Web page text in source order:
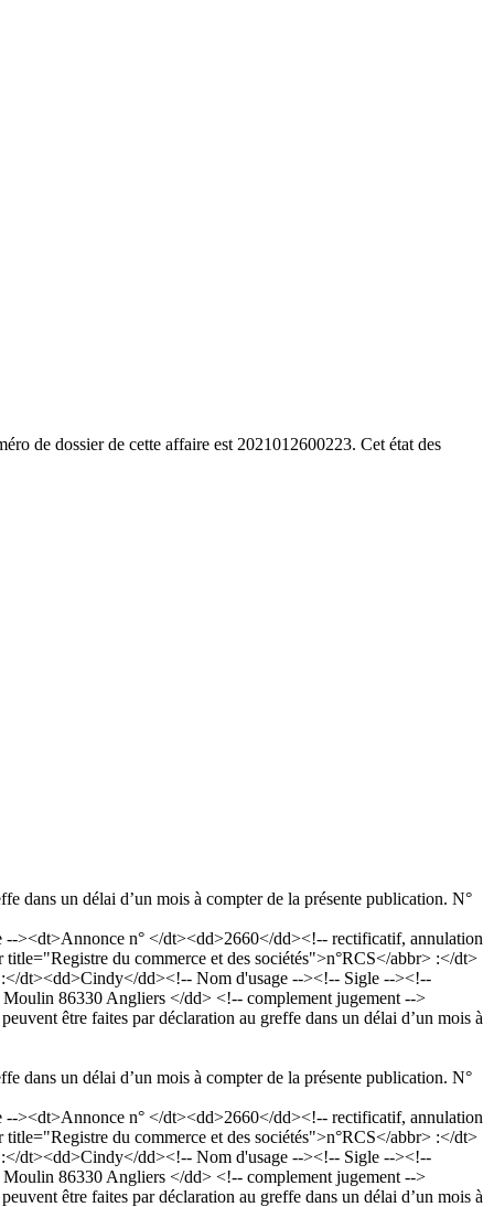
de dossier de cette affaire est 2021012600223. Cet état des
dans un délai d’un mois à compter de la présente publication. N°
><dt>Annonce n° </dt><dd>2660</dd><!-- rectificatif, annulation
du commerce et des sociétés">n°RCS</abbr> :</dt>
dt><dd>Cindy</dd><!-- Nom d'usage --><!-- Sigle --><!--
86330 Angliers </dd> <!-- complement jugement -->
être faites par déclaration au greffe dans un délai d’un mois à
dans un délai d’un mois à compter de la présente publication. N°
><dt>Annonce n° </dt><dd>2660</dd><!-- rectificatif, annulation
du commerce et des sociétés">n°RCS</abbr> :</dt>
dt><dd>Cindy</dd><!-- Nom d'usage --><!-- Sigle --><!--
86330 Angliers </dd> <!-- complement jugement -->
être faites par déclaration au greffe dans un délai d’un mois à